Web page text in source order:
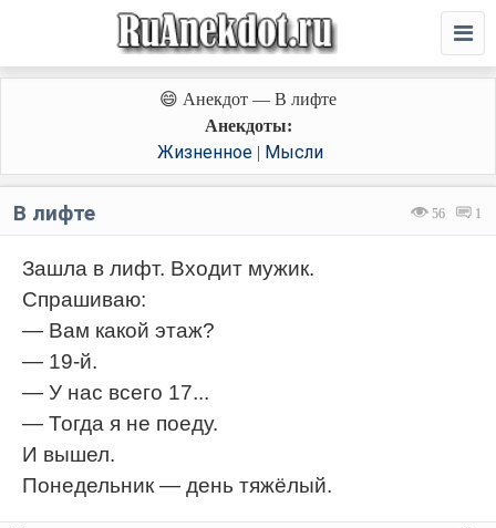
😄 Анекдот — В лифте
Анекдоты:
Жизненное| Мысли
56 1
В лифте
Зашла в лифт. Входит мужик.
Спрашиваю:
— Вам какой этаж?
— 19-й.
— У нас всего 17...
— Тогда я не поеду.
И вышел.
Понедельник — день тяжёлый.